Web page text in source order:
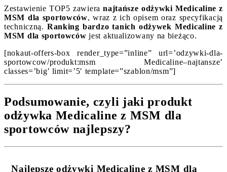
Zestawienie TOP5 zawieranajtańsze odżywki Medicaline z
MSM dla sportowców, wraz z ich opisem oraz specyfikacją
techniczną. Ranking bardzo tanich odżywek Medicaline z
MSM dla sportowców jest aktualizowany na bieżąco.
[nokaut-offers-box render_type=”inline” url=’odzywki-dla-
sportowcow/produkt:msm Medicaline–najtansze’
classes=’big’ limit=’5′ template=”szablon/msm”]
Podsumowanie, czyli jaki produkt
odżywka Medicaline z MSM dla
sportowców najlepszy?
Najlepsze odżywki Medicaline z MSM dla